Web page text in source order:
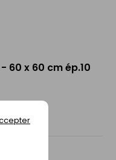
60 x 60 cm ép.10